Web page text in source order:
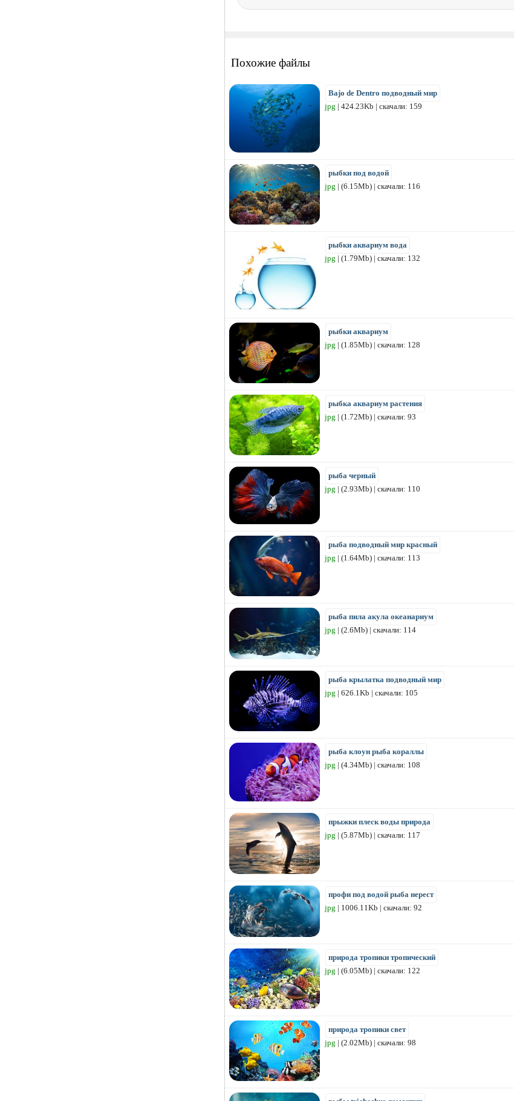
Похожие файлы
Bajo de Dentro подводный мир
jpg | 424.23Kb | скачали: 159
рыбки под водой
jpg | (6.15Mb) | скачали: 116
рыбки аквариум вода
jpg | (1.79Mb) | скачали: 132
рыбки аквариум
jpg | (1.85Mb) | скачали: 128
рыбка аквариум растения
jpg | (1.72Mb) | скачали: 93
рыба черный
jpg | (2.93Mb) | скачали: 110
рыба подводный мир красный
jpg | (1.64Mb) | скачали: 113
рыба пила акула океанариум
jpg | (2.6Mb) | скачали: 114
рыба крылатка подводный мир
jpg | 626.1Kb | скачали: 105
рыба клоун рыба кораллы
jpg | (4.34Mb) | скачали: 108
прыжки плеск воды природа
jpg | (5.87Mb) | скачали: 117
профи под водой рыба нерест
jpg | 1006.11Kb | скачали: 92
природа тропики тропический
jpg | (6.05Mb) | скачали: 122
природа тропики свет
jpg | (2.02Mb) | скачали: 98